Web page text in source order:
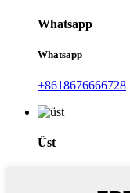
Whatsapp
Whatsapp
+8618676666728
Üst